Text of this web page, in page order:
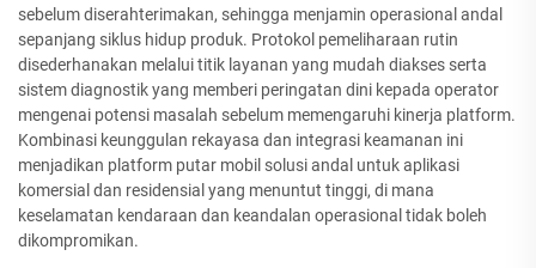
sebelum diserahterimakan, sehingga menjamin operasional andal
sepanjang siklus hidup produk. Protokol pemeliharaan rutin
disederhanakan melalui titik layanan yang mudah diakses serta
sistem diagnostik yang memberi peringatan dini kepada operator
mengenai potensi masalah sebelum memengaruhi kinerja platform.
Kombinasi keunggulan rekayasa dan integrasi keamanan ini
menjadikan platform putar mobil solusi andal untuk aplikasi
komersial dan residensial yang menuntut tinggi, di mana
keselamatan kendaraan dan keandalan operasional tidak boleh
dikompromikan.